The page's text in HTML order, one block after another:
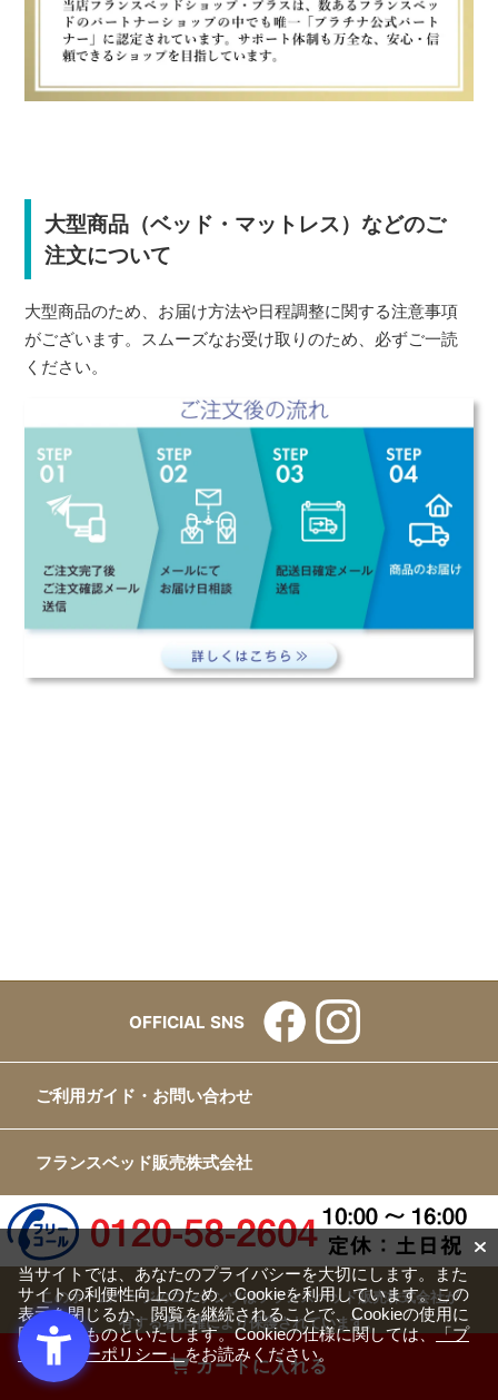
カートに入れる
大型商品（ベッド・マットレス）などのご
注文について
大型商品のため、お届け方法や日程調整に関する注意事項
がございます。スムーズなお受け取りのため、必ずご一読
ください。
OFFICIAL SNS
ご利用ガイド・お問い合わせ
フランスベッド販売株式会社
このホームページのコンテンツはフランスベッド販売株式会社が
有する著作権により保護されています。
すべての文章、画像、動画などを、私的利用の範囲を超えて、許
可なく複製、改変、転載することは禁じられています。
当サイトでは、あなたのプライバシーを大切にします。また
サイトの利便性向上のため、Cookieを利用しています。この
表示を閉じるか、閲覧を継続されることで、Cookieの使用に
同意するものといたします。Cookieの仕様に関しては、「プ
ライバシーポリシー」をお読みください。